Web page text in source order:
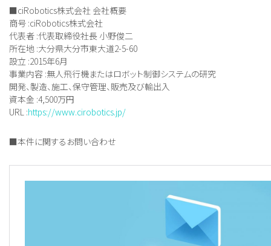
■ciRobotics株式会社 会社概要
商号 :ciRobotics株式会社
代表者 :代表取締役社長 小野俊二
所在地 :大分県大分市東大道2-5-60
設立 :2015年6月
事業内容 :無人飛行機またはロボット制御システムの研究
開発、製造、施工、保守管理、販売及び輸出入
資本金 :4,500万円
URL :https://www.cirobotics.jp/
■本件に関するお問い合わせ